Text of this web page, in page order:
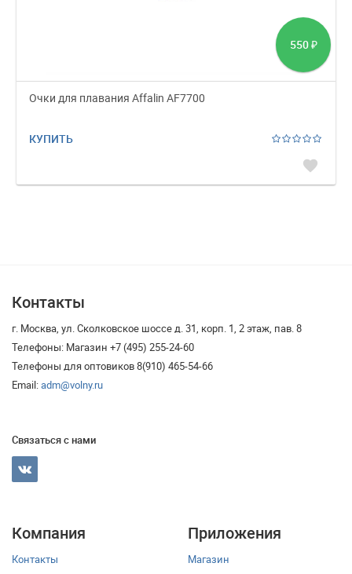
550 ₽
Очки для плавания Affalin AF7700
КУПИТЬ
favorite
Контакты
г. Москва, ул. Сколковское шоссе д. 31, корп. 1, 2 этаж, пав. 8
Телефоны: Магазин +7 (495) 255-24-60
Телефоны для оптовиков 8(910) 465-54-66
Email:adm@volny.ru
Связаться с нами
Компания
Контакты
Приложения
Магазин